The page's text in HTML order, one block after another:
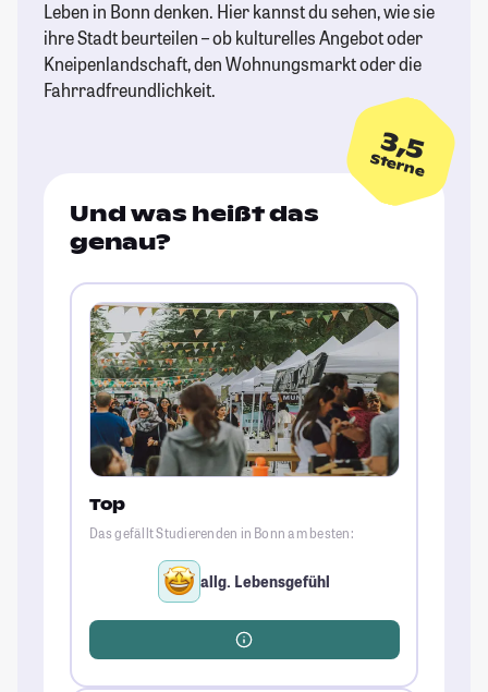
Leben in Bonn denken. Hier kannst du sehen, wie sie
ihre Stadt beurteilen – ob kulturelles Angebot oder
Kneipenlandschaft, den Wohnungsmarkt oder die
Fahrradfreundlichkeit.
3,5
Sterne
Und was heißt das
genau?
Top
Das gefällt Studierenden in Bonn am besten:
allg. Lebensgefühl